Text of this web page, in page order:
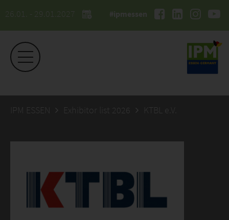
26.01. - 29.01.2027 #ipmessen
IPM ESSEN Exhibitor list 2026 KTBL e.V.